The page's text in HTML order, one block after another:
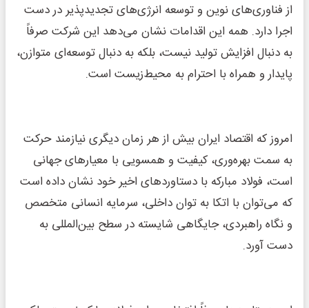
از فناوری‌های نوین و توسعه انرژی‌های تجدیدپذیر در دست
اجرا دارد. همه این اقدامات نشان می‌دهد این شرکت صرفاً
به دنبال افزایش تولید نیست، بلکه به دنبال توسعه‌ای متوازن،
پایدار و همراه با احترام به محیط‌زیست است.
امروز که اقتصاد ایران بیش از هر زمان دیگری نیازمند حرکت
به سمت بهره‌وری، کیفیت و همسویی با معیارهای جهانی
است، فولاد مبارکه با دستاوردهای اخیر خود نشان داده است
که می‌توان با اتکا به توان داخلی، سرمایه انسانی متخصص
و نگاه راهبردی، جایگاهی شایسته در سطح بین‌المللی به
دست آورد.